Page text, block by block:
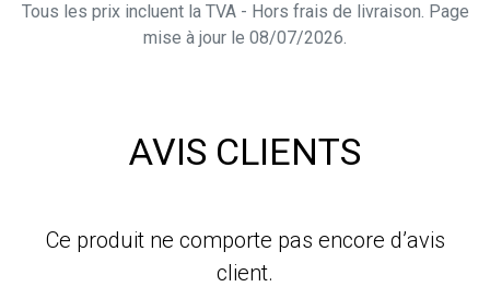
Tous les prix incluent la TVA - Hors frais de livraison. Page
mise à jour le 08/07/2026.
AVIS CLIENTS
Ce produit ne comporte pas encore d’avis
client.